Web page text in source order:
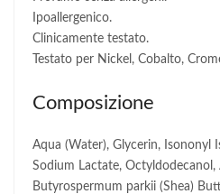
Ipoallergenico.
Clinicamente testato.
Testato per Nickel, Cobalto,
Composizione
Aqua (Water), Glycerin, Isononyl
Sodium Lactate, Octyldodecanol,
Butyrospermum parkii (Shea)